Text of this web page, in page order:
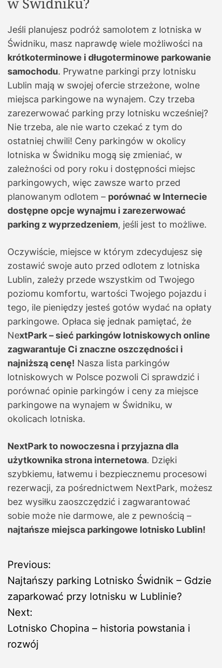
Jeśli planujesz podróż samolotem z lotniska w
Świdniku, masz naprawdę wiele możliwości na
krótkoterminowe i długoterminowe parkowanie
samochodu. Prywatne parkingi przy lotnisku
Lublin mają w swojej ofercie strzeżone, wolne
miejsca parkingowe na wynajem. Czy trzeba
zarezerwować parking przy lotnisku wcześniej?
Nie trzeba, ale nie warto czekać z tym do
ostatniej chwili! Ceny parkingów w okolicy
lotniska w Świdniku mogą się zmieniać, w
zależności od pory roku i dostępności miejsc
parkingowych, więc zawsze warto przed
planowanym odlotem – porównać w Internecie
dostępne opcje wynajmu i zarezerwować
parking z wyprzedzeniem, jeśli jest to możliwe.
Oczywiście, miejsce w którym zdecydujesz się
zostawić swoje auto przed odlotem z lotniska
Lublin, zależy przede wszystkim od Twojego
poziomu komfortu, wartości Twojego pojazdu i
tego, ile pieniędzy jesteś gotów wydać na opłaty
parkingowe. Opłaca się jednak pamiętać, że
NextPark – sieć parkingów lotniskowych online
zagwarantuje Ci znaczne oszczędności i
najniższą cenę! Nasza lista parkingów
lotniskowych w Polsce pozwoli Ci sprawdzić i
porównać opinie parkingów i ceny za miejsce
parkingowe na wynajem w Świdniku, w
okolicach lotniska.
NextPark to nowoczesna i przyjazna dla
użytkownika strona internetowa. Dzięki
szybkiemu, łatwemu i bezpiecznemu procesowi
rezerwacji, za pośrednictwem NextPark, możesz
bez wysiłku zaoszczędzić i zagwarantować
sobie może nie darmowe, ale z pewnością –
najtańsze miejsca parkingowe lotnisko Lublin!
N
a
w
i
Previous:
Najtańszy parking Lotnisko Świdnik – Gdzie
zaparkować przy lotnisku w Lublinie?
Next:
Lotnisko Chopina – historia powstania i
rozwój